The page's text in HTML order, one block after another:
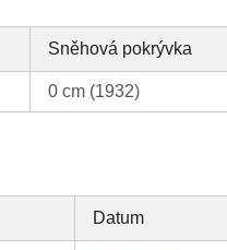
Sněhová pokrývka
0 cm (1932)
Datum